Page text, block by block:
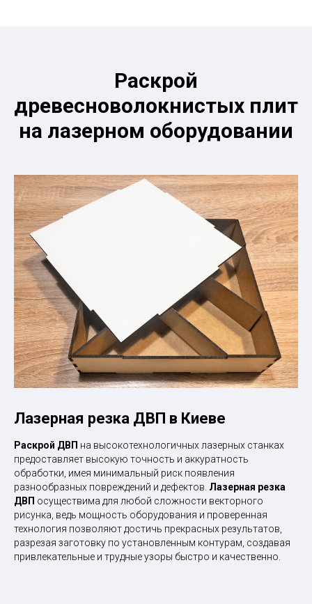
Раскрой
древесноволокнистых плит
на лазерном оборудовании
Лазерная резка ДВП в Киеве
Раскрой ДВП на высокотехнологичных лазерных станках
предоставляет высокую точность и аккуратность
обработки, имея минимальный риск появления
разнообразных повреждений и дефектов. Лазерная резка
ДВП осуществима для любой сложности векторного
рисунка, ведь мощность оборудования и проверенная
технология позволяют достичь прекрасных результатов,
разрезая заготовку по установленным контурам, создавая
привлекательные и трудные узоры быстро и качественно.